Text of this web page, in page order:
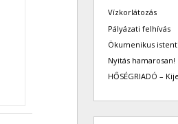
Vízkorlátozás
Pályázati felhívás
Ökumenikus
Nyitás hamarosan!
HŐSÉGRIADÓ –